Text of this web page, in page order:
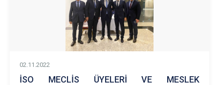
02.11.2022
İSO MECLİS ÜYELERİ VE MESLEK